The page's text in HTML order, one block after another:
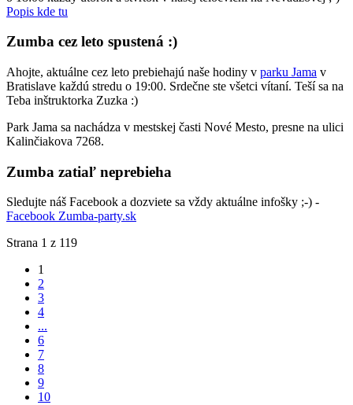
Popis kde tu
Zumba cez leto spustená :)
Ahojte, aktuálne cez leto prebiehajú naše hodiny v parku Jama v
Bratislave každú stredu o 19:00. Srdečne ste všetci vítaní. Teší sa na
Teba inštruktorka Zuzka :)
Park Jama sa nachádza v mestskej časti Nové Mesto, presne na ulici
Kalinčiakova 7268.
Zumba zatiaľ neprebieha
Sledujte náš Facebook a dozviete sa vždy aktuálne infošky ;-) -
Facebook Zumba-party.sk
Strana 1 z 119
1
2
3
4
...
6
7
8
9
10